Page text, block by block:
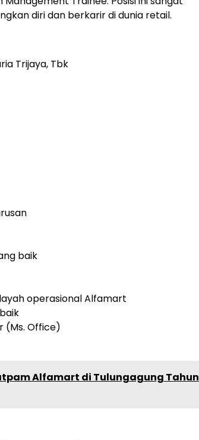
diri dan berkarir di dunia retail.
Trijaya, Tbk
baik
operasional Alfamart
(Ms. Office)
Alfamart di Tulungagung Tahun